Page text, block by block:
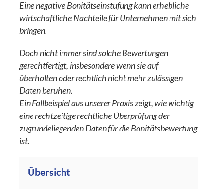
Eine negative Bonitätseinstufung kann erhebliche
wirtschaftliche Nachteile für Unternehmen mit sich
bringen.
Doch nicht immer sind solche Bewertungen
gerechtfertigt, insbesondere wenn sie auf
überholten oder rechtlich nicht mehr zulässigen
Daten beruhen.
Ein Fallbeispiel aus unserer Praxis zeigt, wie wichtig
eine rechtzeitige rechtliche Überprüfung der
zugrundeliegenden Daten für die Bonitätsbewertung
ist.
Übersicht